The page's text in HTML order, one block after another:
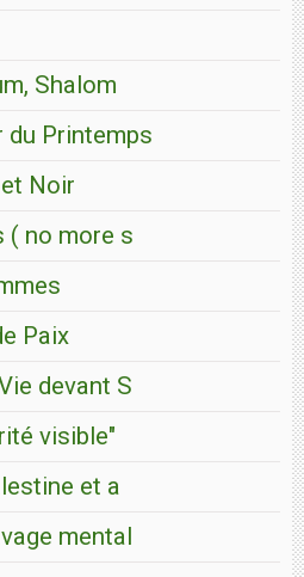
Shalom
du Printemps
Noir
( no more s
Paix
devant S
visible"
et a
mental